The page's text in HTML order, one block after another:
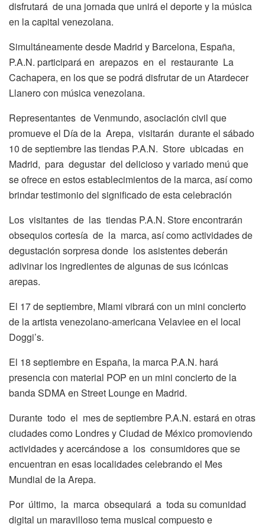
disfrutará de una jornada que unirá el deporte y la música
en la capital venezolana.
Simultáneamente desde Madrid y Barcelona, España,
P.A.N. participará en arepazos en el restaurante La
Cachapera, en los que se podrá disfrutar de un Atardecer
Llanero con música venezolana.
Representantes de Venmundo, asociación civil que
promueve el Día de la Arepa, visitarán durante el sábado
10 de septiembre las tiendas P.A.N. Store ubicadas en
Madrid, para degustar del delicioso y variado menú que
se ofrece en estos establecimientos de la marca, así como
brindar testimonio del significado de esta celebración
Los visitantes de las tiendas P.A.N. Store encontrarán
obsequios cortesía de la marca, así como actividades de
degustación sorpresa donde los asistentes deberán
adivinar los ingredientes de algunas de sus icónicas
arepas.
El 17 de septiembre, Miami vibrará con un mini concierto
de la artista venezolano-americana Velaviee en el local
Doggi’s.
El 18 septiembre en España, la marca P.A.N. hará
presencia con material POP en un mini concierto de la
banda SDMA en Street Lounge en Madrid.
Durante todo el mes de septiembre P.A.N. estará en otras
ciudades como Londres y Ciudad de México promoviendo
actividades y acercándose a los consumidores que se
encuentran en esas localidades celebrando el Mes
Mundial de la Arepa.
Por último, la marca obsequiará a toda su comunidad
digital un maravilloso tema musical compuesto e